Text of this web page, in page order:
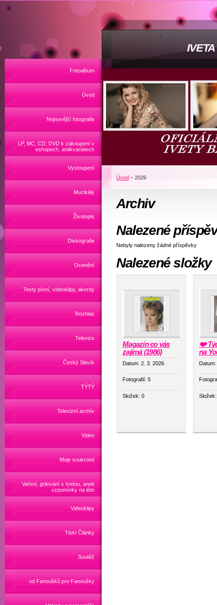
Fotoalbum
Úvod
Nejnovější fotografie
LP, MC, CD, DVD k zakoupení v
eshopech, antikvariátech
Vystoupení
Muzikály
Životopis
Diskografie
Ocenění
Texty písní, videoklipy, akordy
Rozhlas
Televize
Český Slavík
TÝTÝ
Televizní archív
Video
Moje soukromí
Vaření, grilování s Ivetou, aneb
vzpomínky na léto
Videoklipy
Tisk/ Články
Soutěž
od Fanoušků pro Fanoušky
Úvod » 2026
Archiv
Nalezené
Nebyly nalezeny žádné příspěvky
Nalezené složky
Magazín co vás
zajímá (1986)
Datum: 2. 3. 2026
Fotografií: 5
Složek: 0
❤️
na
Datum: